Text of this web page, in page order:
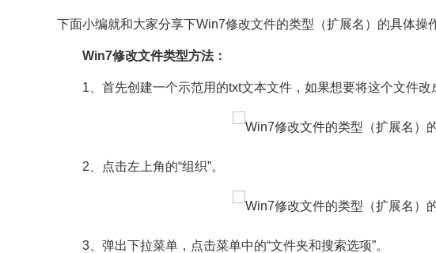
下面小编就和大家分享下Win7修改文件的类型（扩展名）的具体操
Win7修改文件类型方法：
1、首先创建一个示范用的txt文本文件，如果想要将这个文件改
2、点击左上角的“组织”。
3、弹出下拉菜单，点击菜单中的“文件夹和搜索选项”。